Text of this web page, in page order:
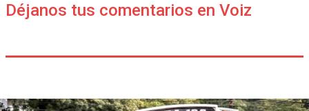
Déjanos tus comentarios en Voiz